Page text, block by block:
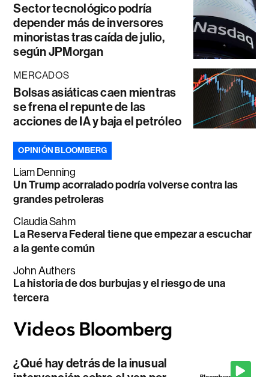
Sector tecnológico podría
depender más de inversores
minoristas tras caída de julio,
según JPMorgan
MERCADOS
Bolsas asiáticas caen mientras
se frena el repunte de las
acciones de IA y baja el petróleo
OPINIÓN BLOOMBERG
Liam Denning
Un Trump acorralado podría volverse contra las
grandes petroleras
Claudia Sahm
La Reserva Federal tiene que empezar a escuchar
a la gente común
John Authers
La historia de dos burbujas y el riesgo de una
tercera
¿Qué hay detrás de la inusual